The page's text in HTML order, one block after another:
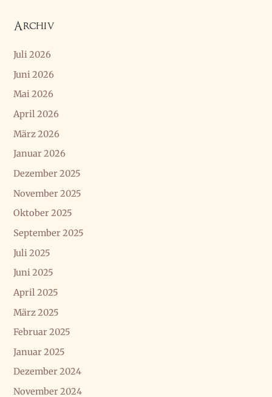
Archiv
Juli 2026
Juni 2026
Mai 2026
April 2026
März 2026
Januar 2026
Dezember 2025
November 2025
Oktober 2025
September 2025
Juli 2025
Juni 2025
April 2025
März 2025
Februar 2025
Januar 2025
Dezember 2024
November 2024